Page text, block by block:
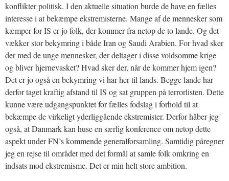
konflikter politisk. I den aktuelle situation burde de have en fælles
interesse i at bekæmpe ekstremisterne. Mange af de mennesker som
kæmper for IS er jo folk, der kommer fra netop de to lande. Og det
vækker stor bekymring i både Iran og Saudi Arabien. For hvad sker
der med de unge mennesker, der deltager i disse voldsomme krige
og bliver hjernevasket? Hvad sker der, når de kommer hjem igen?
Det er jo også en bekymring vi har her til lands. Begge lande har
derfor taget kraftig afstand til IS og sat gruppen på terrorlisten. Dette
kunne være udgangspunktet for fælles fodslag i forhold til at
bekæmpe de virkeligt yderliggående ekstremister. Derfor håber jeg
også, at Danmark kan huse en særlig konference om netop dette
aspekt under FN’s kommende generalforsamling. Samtidig påregner
jeg en rejse til området med det formål at samle folk omkring en
indsats mod ekstremisme. Det er min helt store ambition.